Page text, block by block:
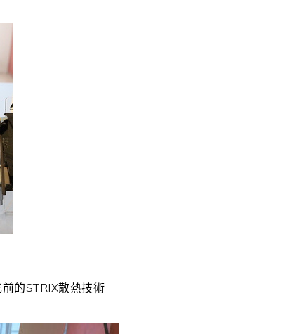
前的STRIX散熱技術